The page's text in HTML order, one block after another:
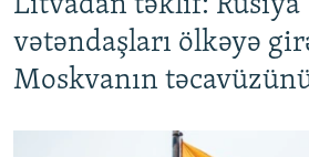
vətəndaşları ölkəyə
Moskvanın